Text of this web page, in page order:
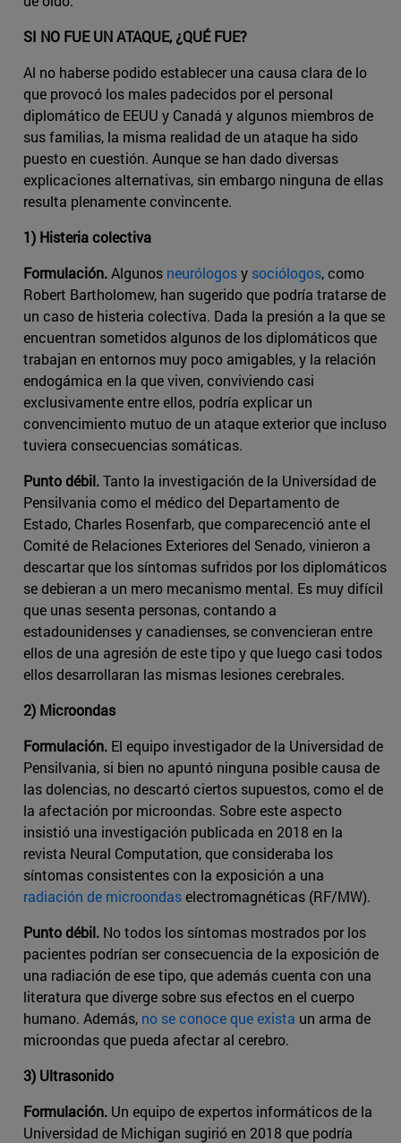
SI NO FUE UN ATAQUE, ¿QUÉ FUE?
Al no haberse podido establecer una causa clara de lo
que provocó los males padecidos por el personal
diplomático de EEUU y Canadá y algunos miembros de
sus familias, la misma realidad de un ataque ha sido
puesto en cuestión. Aunque se han dado diversas
explicaciones alternativas, sin embargo ninguna de ellas
resulta plenamente convincente.
1) Histeria colectiva
Formulación.Algunos neurólogosy sociólogos, como
Robert Bartholomew, han sugerido que podría tratarse de
un caso de histeria colectiva. Dada la presión a la que se
encuentran sometidos algunos de los diplomáticos que
trabajan en entornos muy poco amigables, y la relación
endogámica en la que viven, conviviendo casi
exclusivamente entre ellos, podría explicar un
convencimiento mutuo de un ataque exterior que incluso
tuviera consecuencias somáticas.
Punto débil.Tanto la investigación de la Universidad de
Pensilvania como el médico del Departamento de
Estado, Charles Rosenfarb, que comparecenció ante el
Comité de Relaciones Exteriores del Senado, vinieron a
descartar que los síntomas sufridos por los diplomáticos
se debieran a un mero mecanismo mental. Es muy difícil
que unas sesenta personas, contando a
estadounidenses y canadienses, se convencieran entre
ellos de una agresión de este tipo y que luego casi todos
ellos desarrollaran las mismas lesiones cerebrales.
2) Microondas
Formulación. El equipo investigador de la Universidad de
Pensilvania, si bien no apuntó ninguna posible causa de
las dolencias, no descartó ciertos supuestos, como el de
la afectación por microondas. Sobre este aspecto
insistió una investigación publicada en 2018 en la
revista Neural Computation, que consideraba los
síntomas consistentes con la exposición a una
radiación de microondaselectromagnéticas (RF/MW).
Punto débil. No todos los síntomas mostrados por los
pacientes podrían ser consecuencia de la exposición de
una radiación de ese tipo, que además cuenta con una
literatura que diverge sobre sus efectos en el cuerpo
humano. Además, no se conoce que exista un arma de
microondas que pueda afectar al cerebro.
3) Ultrasonido
Formulación. Un equipo de expertos informáticos de la
Universidad de Michigan sugirió en 2018 que podría